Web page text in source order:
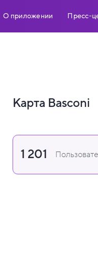
О приложении Пресс-
Карта Basconi
1 201